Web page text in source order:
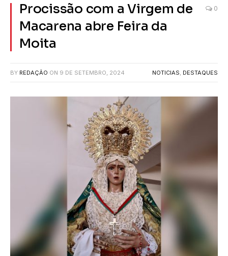
Procissão com a Virgem de
Macarena abre Feira da
Moita
0
BY REDAÇÃO ON 9 DE SETEMBRO, 2024 NOTICIAS, DESTAQUES